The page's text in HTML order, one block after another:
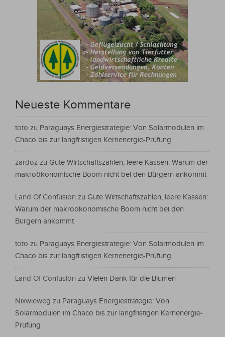
Neueste Kommentare
toto zu Paraguays Energiestrategie: Von Solarmodulen im
Chaco bis zur langfristigen Kernenergie-Prüfung
zardoz zu Gute Wirtschaftszahlen, leere Kassen: Warum der
makroökonomische Boom nicht bei den Bürgern ankommt
Land Of Confusion zu Gute Wirtschaftszahlen, leere Kassen:
Warum der makroökonomische Boom nicht bei den
Bürgern ankommt
toto zu Paraguays Energiestrategie: Von Solarmodulen im
Chaco bis zur langfristigen Kernenergie-Prüfung
Land Of Confusion zu Vielen Dank für die Blumen
Nixwieweg zu Paraguays Energiestrategie: Von
Solarmodulen im Chaco bis zur langfristigen Kernenergie-
Prüfung